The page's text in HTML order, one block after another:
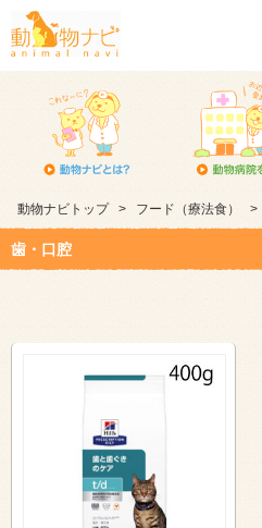
動物ナビトップ > フード（療法食） >
歯・口腔